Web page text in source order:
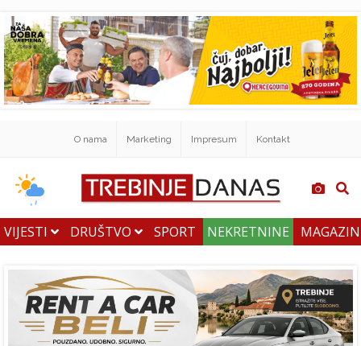
O nama Marketing Impresum Kontakt
VIJESTI DRUŠTVO SPORT NEKRETNINE